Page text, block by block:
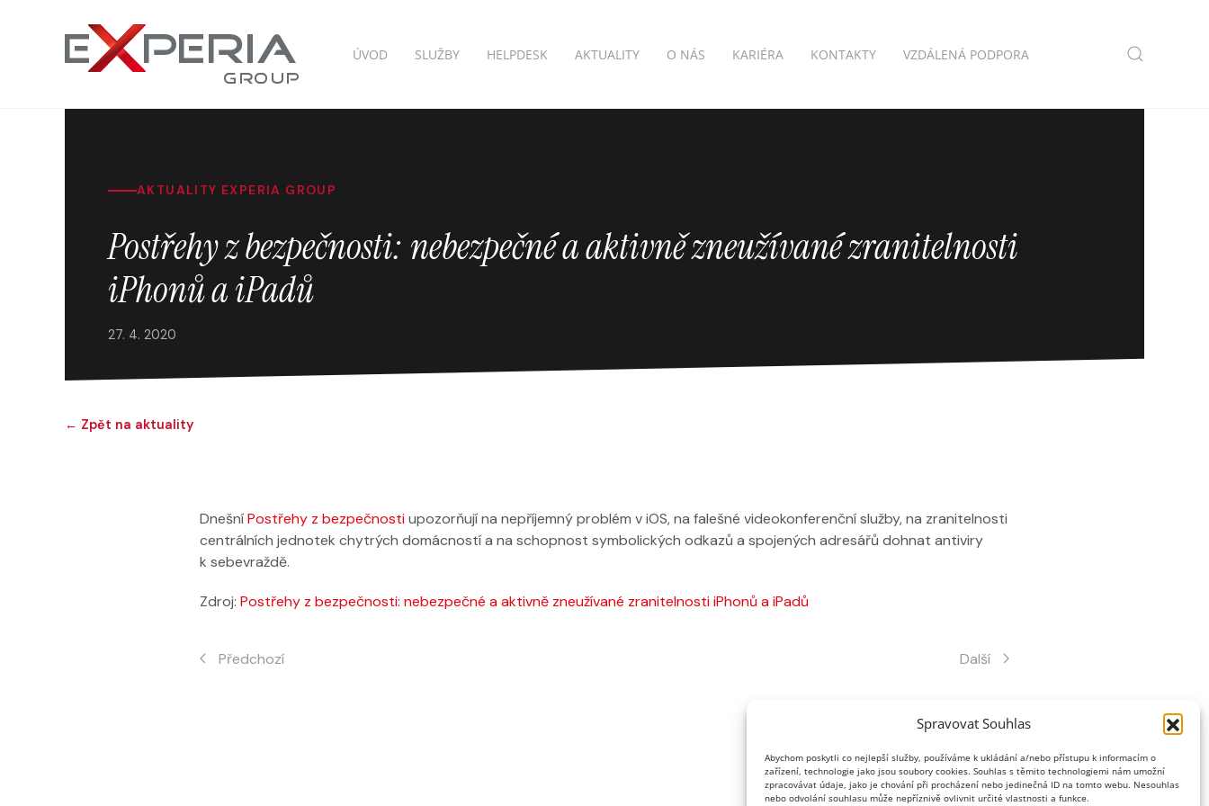
Spravovat Souhlas
Abychom poskytli co nejlepší služby, používáme k ukládání a/nebo přístupu k informacím o
zařízení, technologie jako jsou soubory cookies. Souhlas s těmito technologiemi nám umožní
zpracovávat údaje, jako je chování při procházení nebo jedinečná ID na tomto webu. Nesouhlas
nebo odvolání souhlasu může nepříznivě ovlivnit určité vlastnosti a funkce.
ÚVOD SLUŽBY HELPDESK AKTUALITY O NÁS KARIÉRA KONTAKTY VZDÁLENÁ PODPORA
AKTUALITY EXPERIA GROUP
Postřehy z bezpečnosti: nebezpečné a aktivně zneužívané zranitelnosti
iPhonů a iPadů
27. 4. 2020
← Zpět na aktuality
DnešníPostřehy z bezpečnostiupozorňují na nepříjemný problém v iOS, na falešné videokonferenční služby, na zranitelnosti
centrálních jednotek chytrých domácností a na schopnost symbolických odkazů a spojených adresářů dohnat antiviry
k sebevraždě.
Zdroj: Postřehy z bezpečnosti: nebezpečné a aktivně zneužívané zranitelnosti iPhonů a iPadů
Předchozí Další